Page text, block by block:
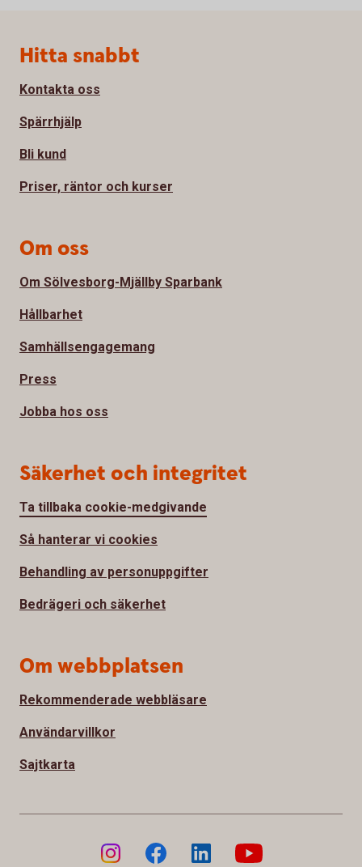
Sidfot
Hitta snabbt
Kontakta oss
Spärrhjälp
Bli kund
Priser, räntor och kurser
Om oss
Om Sölvesborg-Mjällby Sparbank
Hållbarhet
Samhällsengagemang
Press
Jobba hos oss
Säkerhet och integritet
Ta tillbaka cookie-medgivande
Så hanterar vi cookies
Behandling av personuppgifter
Bedrägeri och säkerhet
Om webbplatsen
Rekommenderade webbläsare
Användarvillkor
Sajtkarta